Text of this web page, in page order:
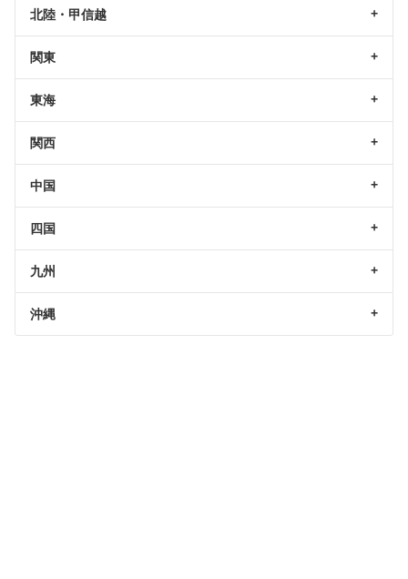
北陸・甲信越
関東
東海
関西
中国
四国
九州
沖縄